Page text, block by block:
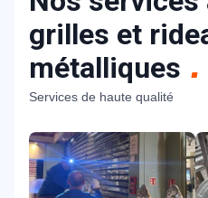
grilles et
métalliques
Services de haute qualité